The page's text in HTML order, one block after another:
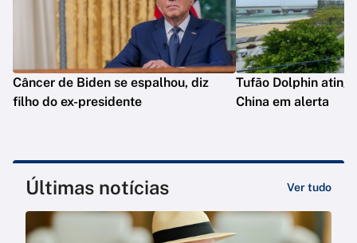
Câncer de Biden se espalhou, diz
filho do ex-presidente
Tufão Dolphin
China em alerta
Últimas notícias Ver tudo